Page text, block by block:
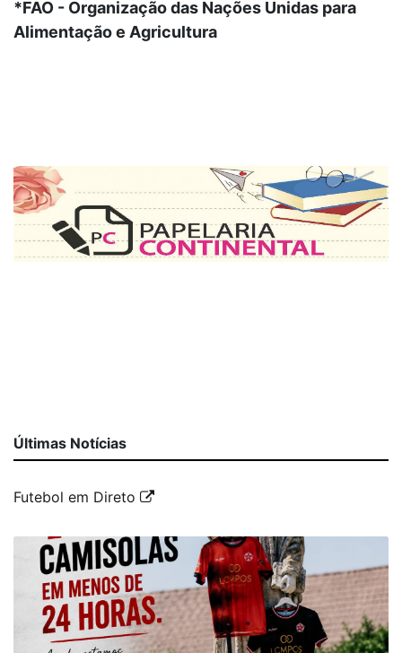
*FAO - Organização das Nações Unidas para
Alimentação e Agricultura
Últimas Notícias
Futebol em Direto